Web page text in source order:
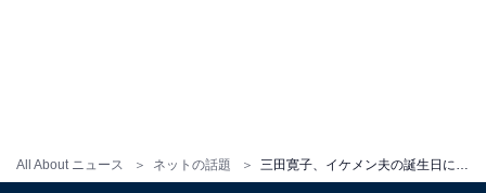
All About ニュース ネットの話題 三田寛子、イケメン夫の誕生日に夫婦ショット公開！ 「三田さんの人間の器の大きさを感じました」